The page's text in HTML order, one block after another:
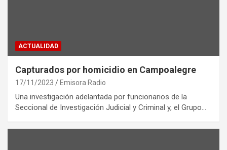
ACTUALIDAD
Capturados por homicidio en Campoalegre
17/11/2023 Emisora Radio
Una investigación adelantada por funcionarios de la
Seccional de Investigación Judicial y Criminal y, el Grupo…